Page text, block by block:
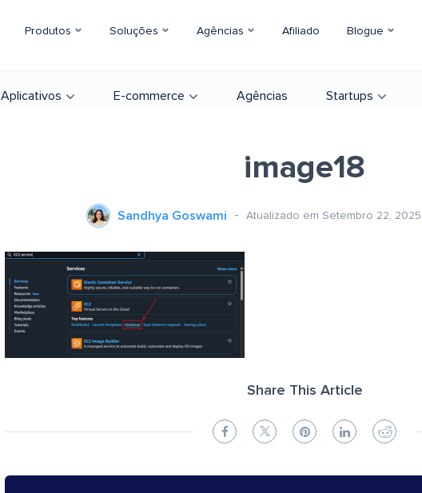
Produtos Soluções Agências Afiliado Blogue
Aplicativos E-commerce Agências Startups
image18
Sandhya Goswami Atualizado em Setembro 22, 2025
Share This Article